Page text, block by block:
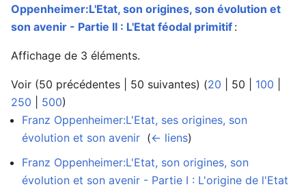
Oppenheimer:L'Etat, son origines, son évolution et
son avenir - Partie II : L'Etat féodal primitif :
Affichage de 3 éléments.
Voir (50 précédentes 50 suivantes) (20 50 100
250
500)
Franz Oppenheimer:L'Etat, ses origines, son
évolution et son avenir (← liens)
Franz Oppenheimer:L'Etat, son origines, son
évolution et son avenir - Partie I : L'origine de l'Etat